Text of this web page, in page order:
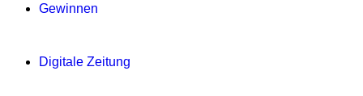
Gewinnen
Digitale Zeitung